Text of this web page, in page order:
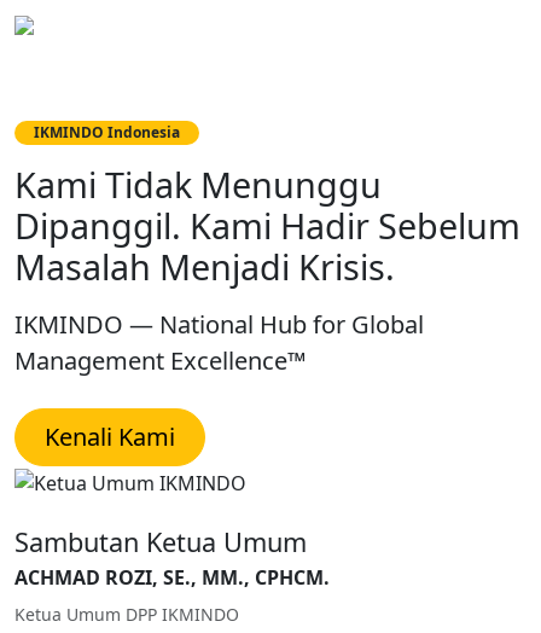
IKMINDO Indonesia
Kami Tidak Menunggu
Dipanggil. Kami Hadir Sebelum
Masalah Menjadi Krisis.
IKMINDO — National Hub for Global
Management Excellence™
Kenali Kami
IKMINDO Indonesia
Kompetensi Bisa Diklaim Siapa
Saja. Yang Bersertifikat, Hanya
Mereka yang Sudah Teruji.
Jalur Sertifikasi CMC · Standar Global · Diakui
Industri & Pemerintah
Mulai Jalur Sertifikasi
Sambutan Ketua Umum
ACHMAD ROZI, SE., MM., CPHCM.
Ketua Umum DPP IKMINDO